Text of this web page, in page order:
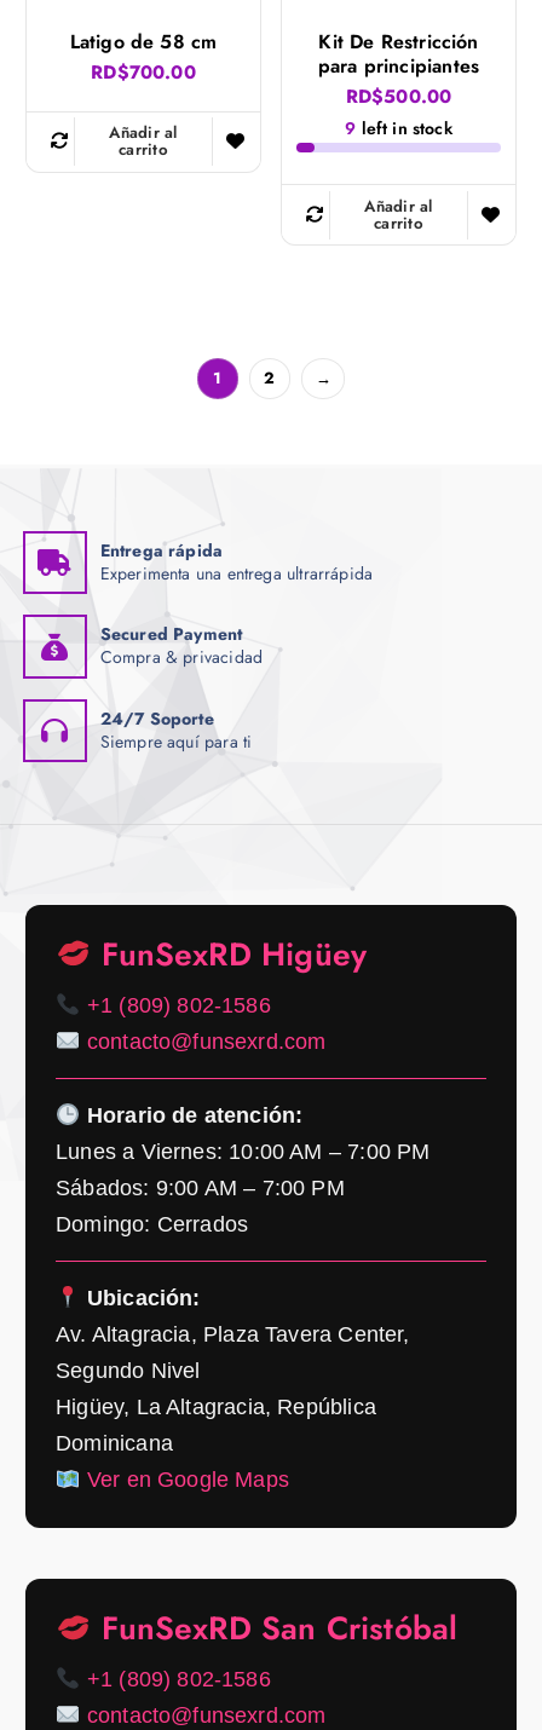
Latigo de 58 cm
RD$700.00
Añadir al
carrito
Kit De Restricción
para principiantes
RD$500.00
9 left in stock
Añadir al
carrito
1 2 →
Entrega rápida
Experimenta una entrega ultrarrápida
Secured Payment
Compra & privacidad
24/7 Soporte
Siempre aquí para ti
FunSexRD Higüey
+1 (809) 802-1586
contacto@funsexrd.com
Horario de atención:
Lunes a Viernes: 10:00 AM – 7:00 PM
Sábados: 9:00 AM – 7:00 PM
Domingo: Cerrados
Ubicación:
Av. Altagracia, Plaza Tavera Center,
Segundo Nivel
Higüey, La Altagracia, República
Dominicana
Ver en Google Maps
FunSexRD San Cristóbal
+1 (809) 802-1586
contacto@funsexrd.com